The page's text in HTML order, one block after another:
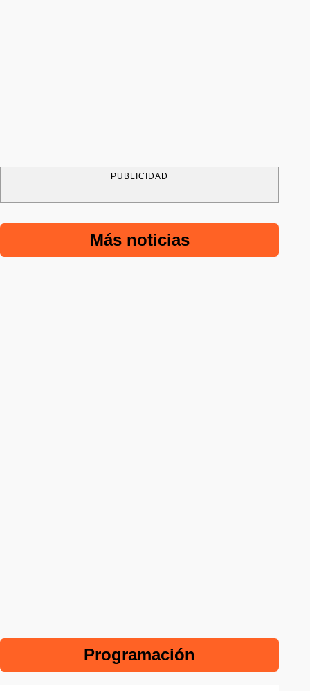
PUBLICIDAD
Más noticias
Programación